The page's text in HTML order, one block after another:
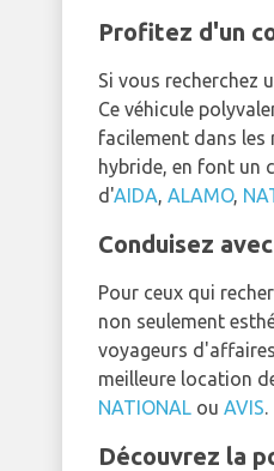
Profitez d'un
Si vous recherchez
Ce véhicule
facilement dans les
hybride, en font un
d'AIDA, ALAMO,
Conduisez
Pour ceux qui
non seulement
voyageurs
meilleure location
NATIONAL ou AVIS.
Découvrez la